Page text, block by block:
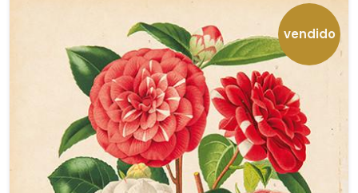
vendido